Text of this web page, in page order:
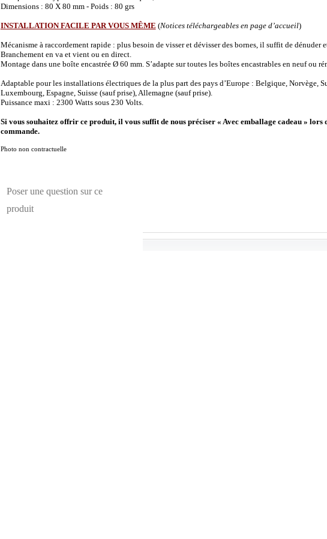
Dimensions : 80 X 80 mm - Poids : 80 grs
INSTALLATION FACILE PAR VOUS MÊME (Notices téléchargeables en page d’accueil)
Mécanisme à raccordement rapide : plus besoin de visser et dévisser des bornes, il suffit de dénuder
Branchement en va et vient ou en direct.
Montage dans une boîte encastrée Ø 60 mm. S’adapte sur toutes les boîtes encastrables en neuf ou
Adaptable pour les installations électriques de la plus part des pays d’Europe : Belgique, Norvège,
Luxembourg, Espagne, Suisse (sauf prise), Allemagne (sauf prise).
Puissance maxi : 2300 Watts sous 230 Volts.
Si vous souhaitez offrir ce produit, il vous suffit de nous préciser « Avec emballage cadeau » lors
commande.
Photo non contractuelle
Poser une question sur ce
produit